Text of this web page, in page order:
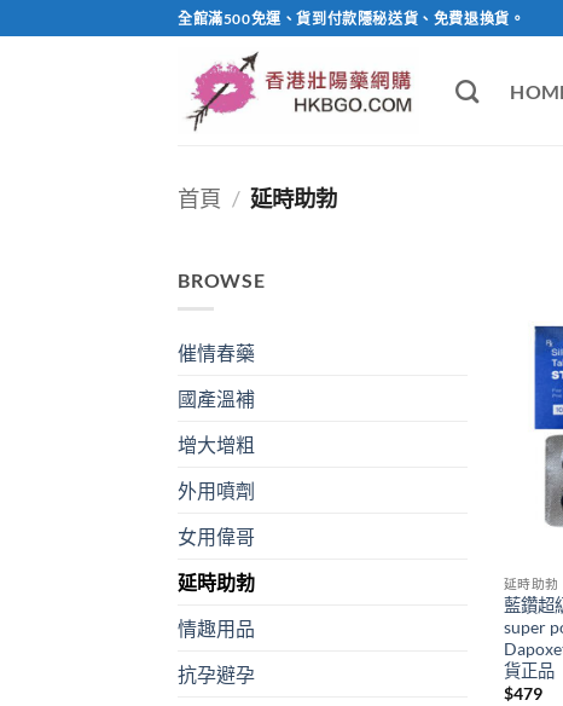
to
全館滿500免運、貨到付款隱秘送貨、免費退換貨。
首頁 / 延時助勃
BROWSE
催情春藥
國產溫補
增大增粗
外用噴劑
女用偉哥
延時助勃
情趣用品
抗孕避孕
延時助勃
藍鑽超
super
貨正品
$479